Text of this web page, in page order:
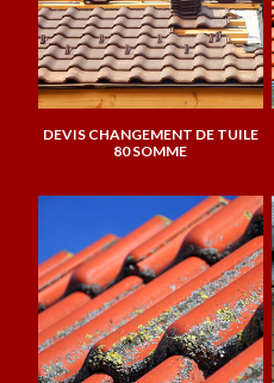
DEVIS CHANGEMENT DE TUILE
80 SOMME